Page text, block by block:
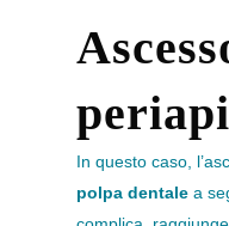
In questo caso,
polpa dentale a